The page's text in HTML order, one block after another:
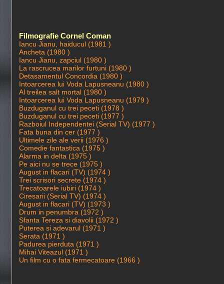
Filmografie Cornel Coman
Iancu Jianu, haiducul (1981 )
Ancheta (1980 )
Iancu Jianu, zapciul (1980 )
La rascrucea marilor furtuni (1980 )
Detasamentul Concordia (1980 )
Intoarcerea lui Voda Lapusneanu (1980 )
Al treilea salt mortal (1980 )
Intoarcerea lui Voda Lapusneanu (1979 )
Buzduganul cu trei peceti (1978 )
Buzduganul cu trei peceti (1977 )
Razboiul Independentei (Serial TV) (1977 )
Fata buna din cer (1977 )
Ultimele zile ale verii (1976 )
Comedie fantastica (1975 )
Alarma in delta (1975 )
Pe aici nu se trece (1975 )
August in flacari (TV) (1974 )
Trei scrisori secrete (1974 )
Trecatoarele iubiri (1974 )
Ciresarii (Serial TV) (1974 )
August in flacari (TV) (1973 )
Drum in penumbra (1972 )
Sfanta Tereza si diavolii (1972 )
Puterea si adevarul (1971 )
Serata (1971 )
Padurea pierduta (1971 )
Mihai Viteazul (1971 )
Un film cu o fata fermecatoare (1966 )